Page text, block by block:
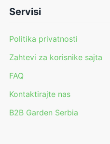
Servisi
Politika privatnosti
Zahtevi za korisnike sajta
FAQ
Kontaktirajte nas
B2B Garden Serbia